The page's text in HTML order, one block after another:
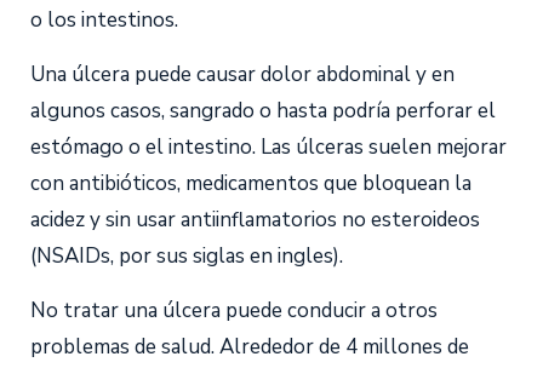
o los intestinos.
Una úlcera puede causar dolor abdominal y en
algunos casos, sangrado o hasta podría perforar el
estómago o el intestino. Las úlceras suelen mejorar
con antibióticos, medicamentos que bloquean la
acidez y sin usar antiinflamatorios no esteroideos
(NSAIDs, por sus siglas en ingles).
No tratar una úlcera puede conducir a otros
problemas de salud. Alrededor de 4 millones de